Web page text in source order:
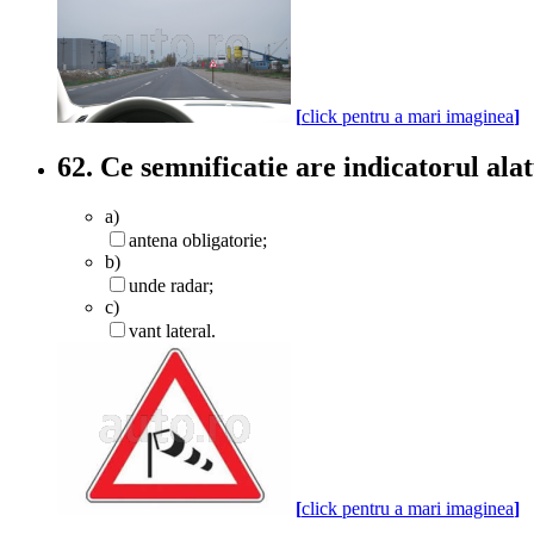
[click pentru a mari imaginea]
62. Ce semnificatie are indicatorul
a)
antena obligatorie;
b)
unde radar;
c)
vant lateral.
[click pentru a mari imaginea]